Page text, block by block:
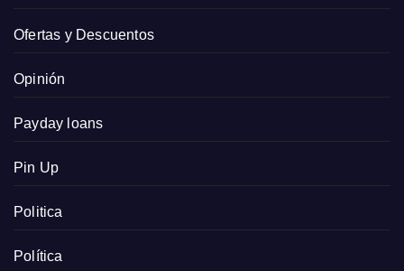
Ofertas y Descuentos
Opinión
Payday loans
Pin Up
Politica
Política